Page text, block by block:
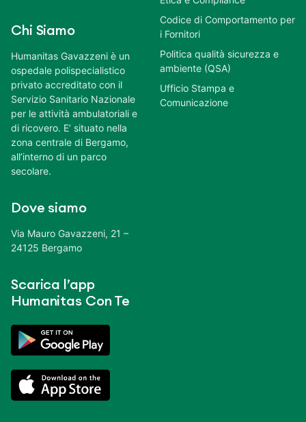
Chi Siamo
Humanitas Gavazzeni è un
ospedale polispecialistico
privato accreditato con il
Servizio Sanitario Nazionale
per le attività ambulatoriali e
di ricovero. E’ situato nella
zona centrale di Bergamo,
all’interno di un parco
secolare.
Dove siamo
Via Mauro Gavazzeni, 21 –
24125 Bergamo
Scarica l’app
Humanitas Con Te
Codice di Comportamento per
i Fornitori
Politica qualità sicurezza e
ambiente (QSA)
Ufficio Stampa e
Comunicazione